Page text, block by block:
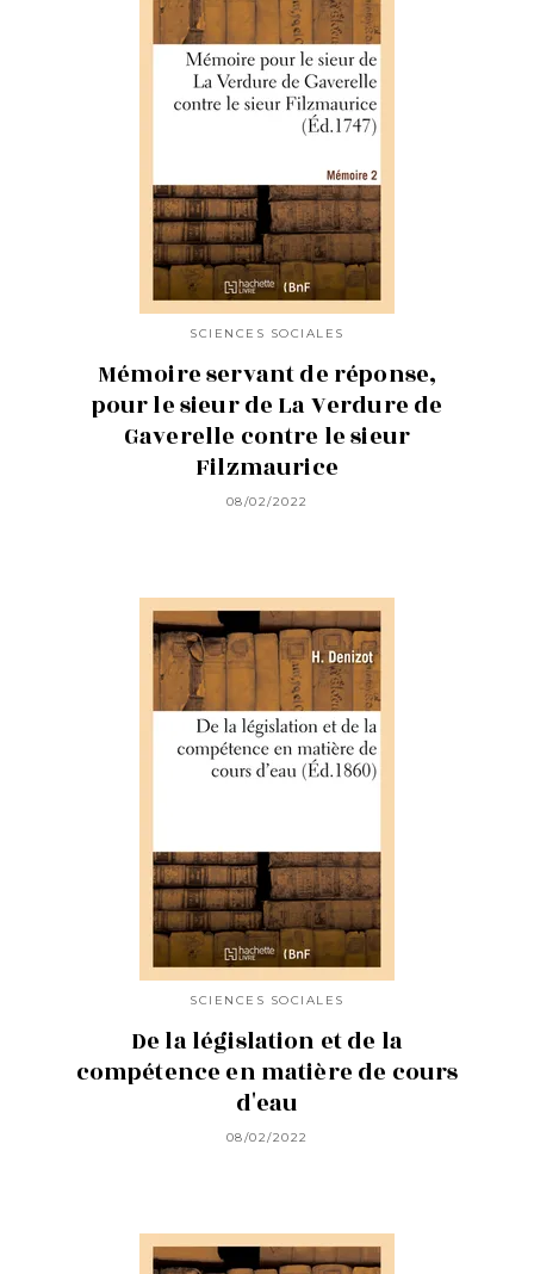
SCIENCES SOCIALES
Mémoire servant de réponse,
pour le sieur de La Verdure de
Gaverelle contre le sieur
Filzmaurice
08/02/2022
SCIENCES SOCIALES
De la législation et de la
compétence en matière de cours
d'eau
08/02/2022